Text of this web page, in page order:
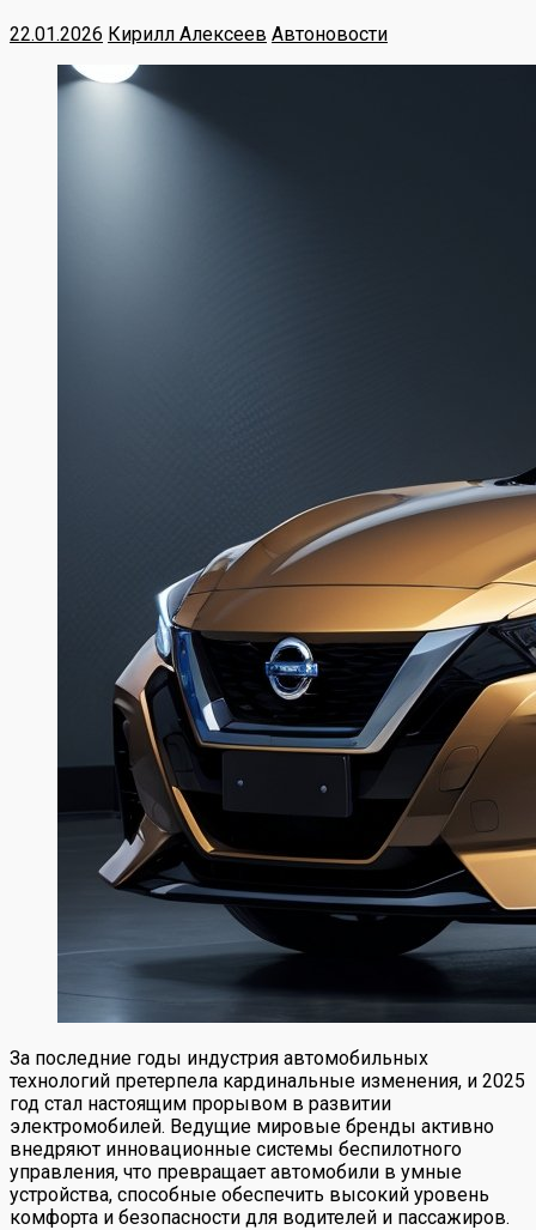
22.01.2026 Кирилл Алексеев Автоновости
За последние годы индустрия автомобильных
технологий претерпела кардинальные изменения, и 2025
год стал настоящим прорывом в развитии
электромобилей. Ведущие мировые бренды активно
внедряют инновационные системы беспилотного
управления, что превращает автомобили в умные
устройства, способные обеспечить высокий уровень
комфорта и безопасности для водителей и пассажиров.